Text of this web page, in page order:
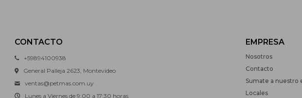
CONTACTO
+59894100938
General Palleja 2623, Montevideo
ventas@petmas.com.uy
Lunes a Viernes de 9:00 a 17:30 horas
EMPRESA
Nosotros
Contacto
Sumate a nuestro
Locales